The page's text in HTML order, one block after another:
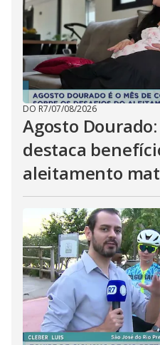
DO R7/07/08/2026
Agosto
destaca
aleitamento